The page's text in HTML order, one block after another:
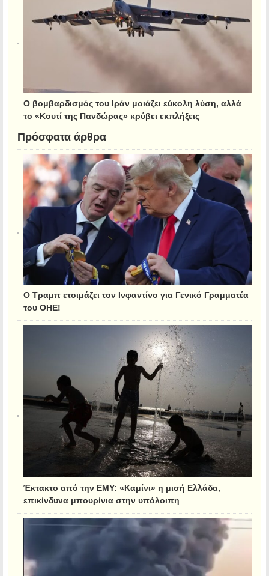
Ο βομβαρδισμός του Ιράν μοιάζει εύκολη λύση, αλλά
το «Κουτί της Πανδώρας» κρύβει εκπλήξεις
Πρόσφατα άρθρα
Ο Τραμπ ετοιμάζει τον Ινφαντίνο για Γενικό Γραμματέα
του ΟΗΕ!
Έκτακτο από την ΕΜΥ: «Καμίνι» η μισή Ελλάδα,
επικίνδυνα μπουρίνια στην υπόλοιπη